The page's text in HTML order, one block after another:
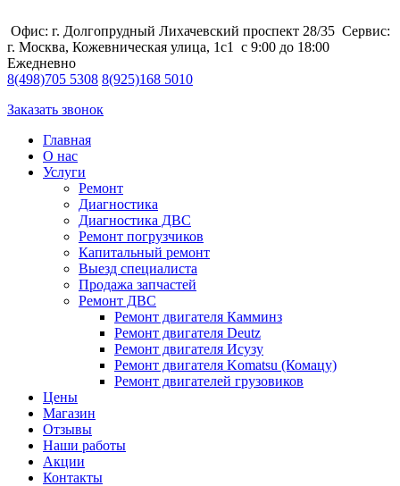
Офис: г. Долгопрудный Лихачевский проспект 28/35 Сервис:
г. Москва, Кожевническая улица, 1с1
с 9:00 до 18:00
Ежедневно
8(498)705 5308 8(925)168 5010
Заказать звонок
Главная
О нас
Услуги
Ремонт
Диагностика
Диагностика ДВС
Ремонт погрузчиков
Капитальный ремонт
Выезд специалиста
Продажа запчастей
Ремонт ДВС
Ремонт двигателя Камминз
Ремонт двигателя Deutz
Ремонт двигателя Исузу
Ремонт двигателя Komatsu (Комацу)
Ремонт двигателей грузовиков
Цены
Магазин
Отзывы
Наши работы
Акции
Контакты